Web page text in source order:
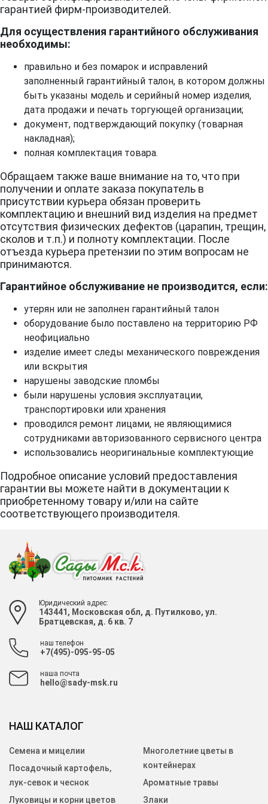
гарантией фирм-производителей.
Для осуществления гарантийного обслуживания
необходимы:
правильно и без помарок и исправлений
заполненный гарантийный талон, в котором должны
быть указаны модель и серийный номер изделия,
дата продажи и печать торгующей организации;
документ, подтверждающий покупку (товарная
накладная);
полная комплектация товара.
Обращаем также ваше внимание на то, что при
получении и оплате заказа покупатель в
присутствии курьера обязан проверить
комплектацию и внешний вид изделия на предмет
отсутствия физических дефектов (царапин, трещин,
сколов и т.п.) и полноту комплектации. После
отъезда курьера претензии по этим вопросам не
принимаются.
Гарантийное обслуживание не производится, если:
утерян или не заполнен гарантийный талон
оборудование было поставлено на территорию РФ
неофициально
изделие имеет следы механического повреждения
или вскрытия
нарушены заводские пломбы
были нарушены условия эксплуатации,
транспортировки или хранения
проводился ремонт лицами, не являющимися
сотрудниками авторизованного сервисного центра
использовались неоригинальные комплектующие
Подробное описание условий предоставления
гарантии вы можете найти в документации к
приобретенному товару и/или на сайте
соответствующего производителя.
Юридический адрес:
143441, Московская обл, д. Путилково, ул.
Братцевская, д. 6 кв. 7
наш телефон
+7(495)-095-95-05
наша почта
hello@sady-msk.ru
НАШ КАТАЛОГ
Семена и мицелии
Посадочный картофель,
лук-севок и чеснок
Луковицы и корни цветов
Многолетние цветы в
контейнерах
Ароматные травы
Злаки